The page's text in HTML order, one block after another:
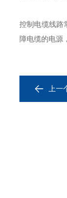
控制电缆线路
障电缆的电源
上一